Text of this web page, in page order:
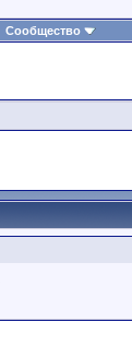
Сообщество